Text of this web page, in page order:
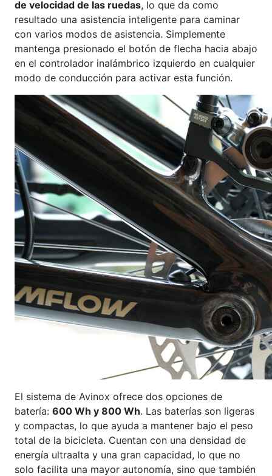
de velocidad de las ruedas, lo que da como
resultado una asistencia inteligente para caminar
con varios modos de asistencia. Simplemente
mantenga presionado el botón de flecha hacia abajo
en el controlador inalámbrico izquierdo en cualquier
modo de conducción para activar esta función.
El sistema de Avinox ofrece dos opciones de
batería: 600 Wh y 800 Wh. Las baterías son ligeras
y compactas, lo que ayuda a mantener bajo el peso
total de la bicicleta. Cuentan con una densidad de
energía ultraalta y una gran capacidad, lo que no
solo facilita una mayor autonomía, sino que también